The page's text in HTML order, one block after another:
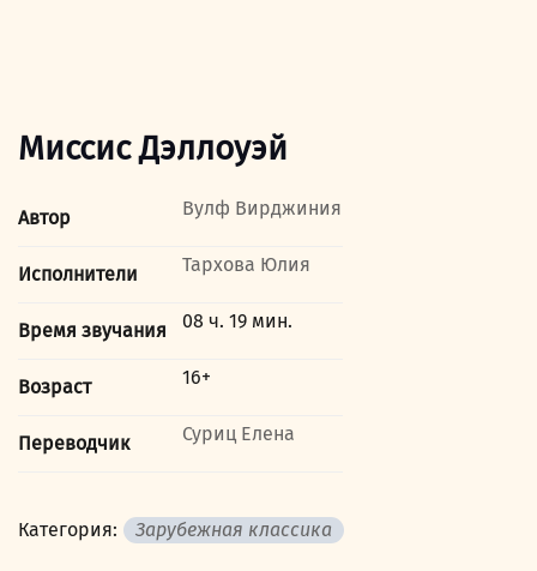
Миссис Дэллоуэй
Автор Вулф Вирджиния
Исполнители Тархова Юлия
Время звучания 08 ч. 19 мин.
Возраст 16+
Переводчик Суриц Елена
Категория: Зарубежная классика